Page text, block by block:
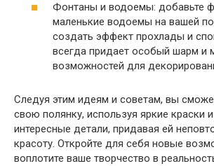
Фонтаны и водоемы: добавьте
маленькие водоемы на вашей
создать эффект прохлады и
всегда придает особый шарм и
возможностей для
Следуя этим идеям и советам, вы
свою полянку, используя яркие краски
интересные детали, придавая ей
красоту. Откройте для себя новые
воплотите ваше творчество в